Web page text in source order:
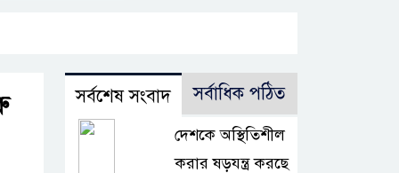
সর্বশেষ সংবাদ সর্বাধিক পঠিত
দেশকে অস্থিতিশীল
করার ষড়যন্ত্র করছে